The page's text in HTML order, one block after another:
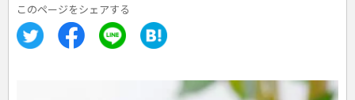
このページをシェアする